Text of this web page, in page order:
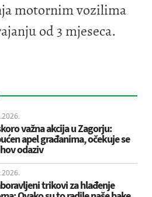
motornim vozilima
od 3 mjeseca.
važna akcija u Zagorju:
apel građanima, očekuje se
odaziv
trikovi za hlađenje